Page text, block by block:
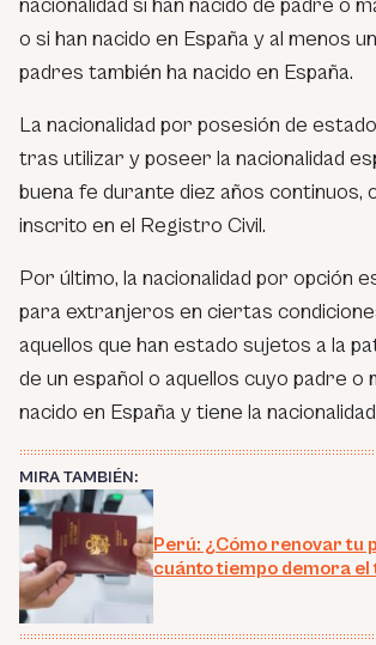
o si han nacido en España y al menos
padres también ha nacido en España.
La nacionalidad por posesión de
tras utilizar y poseer la nacionalidad
buena fe durante diez años continuos,
inscrito en el Registro Civil.
Por último, la nacionalidad por opción
para extranjeros en ciertas
aquellos que han estado sujetos a la
de un español o aquellos cuyo padre o
nacido en España y tiene la
MIRA TAMBIÉN:
Perú: ¿Cómo renovar tu
cuánto tiempo demora